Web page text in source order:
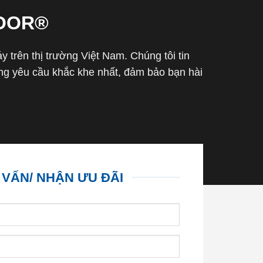
trên thị trường Việt Nam. Chúng tôi tin
yêu cầu khắc khe nhất, đảm bảo bạn hài
NHẬN ƯU ĐÃI